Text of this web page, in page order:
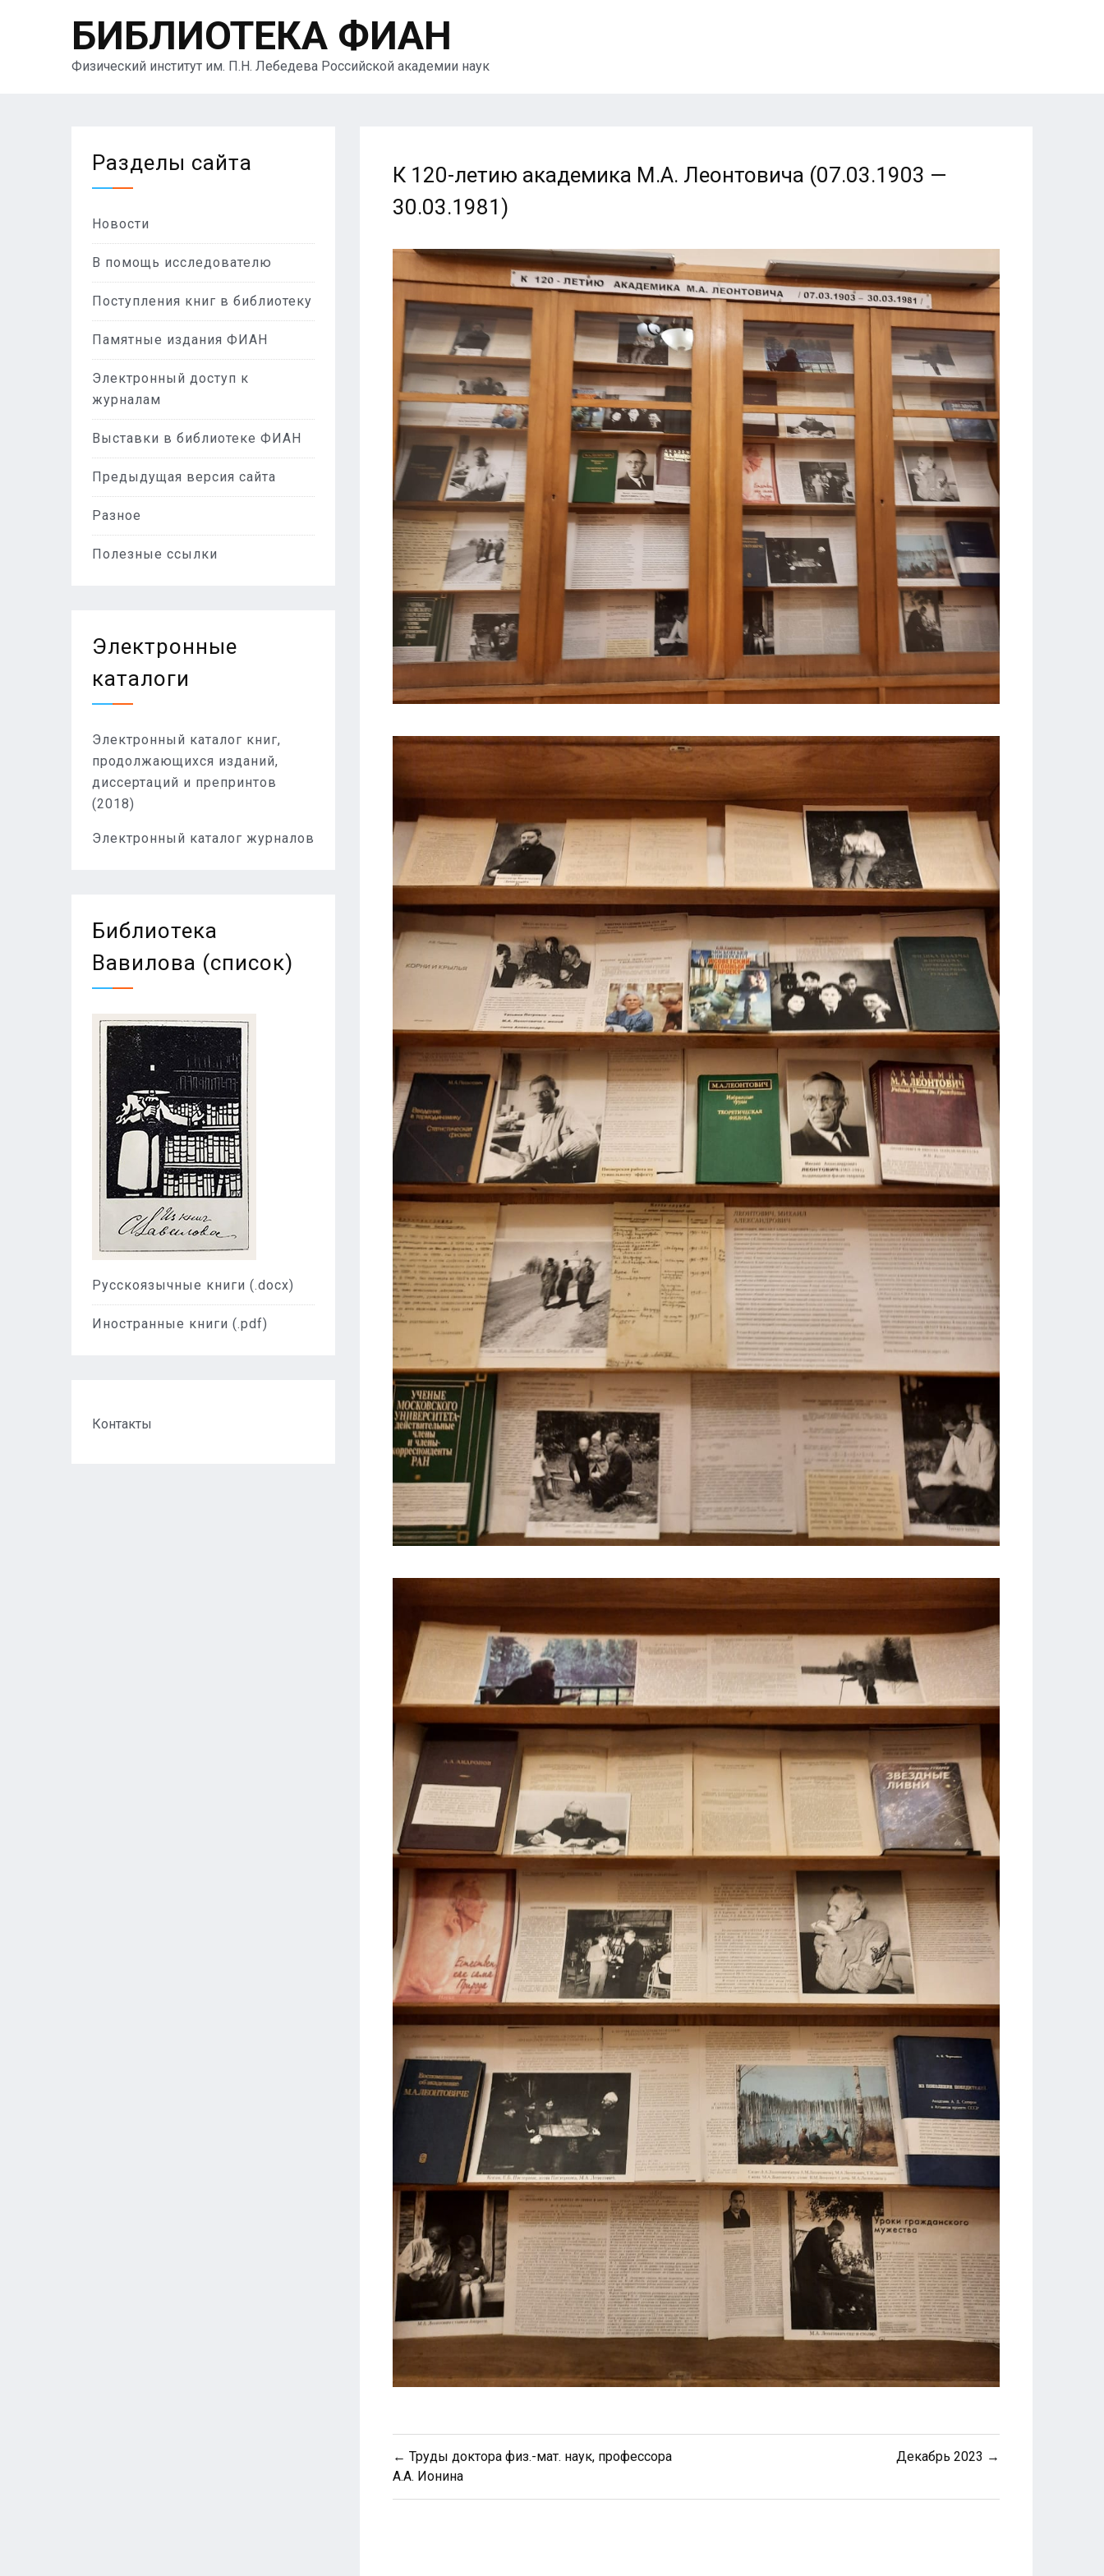
БИБЛИОТЕКА ФИАН
Физический институт им. П.Н. Лебедева Российской академии наук
К 120-летию академика М.А. Леонтовича (07.03.1903 —
30.03.1981)
Навигация
по
← Труды доктора физ.-мат. наук, профессора
А.А. Ионина
Декабрь 2023 →
Разделы сайта
Новости
В помощь исследователю
Поступления книг в библиотеку
Памятные издания ФИАН
Электронный доступ к
журналам
Выставки в библиотеке ФИАН
Предыдущая версия сайта
Разное
Полезные ссылки
Электронные
каталоги
Электронный каталог книг,
продолжающихся изданий,
диссертаций и препринтов
(2018)
Электронный каталог журналов
Библиотека
Вавилова (список)
Русскоязычные книги (.docx)
Иностранные книги (.pdf)
Контакты